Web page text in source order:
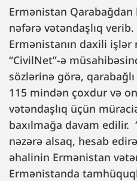
Ermənistan
nəfərə vətəndaşlıq
Ermənistanın daxili işlər
“CivilNet”-ə
sözlərinə görə, qarabağlı
115 mindən çoxdur və
vətəndaşlıq üçün
baxılmağa davam edilir.
nəzərə alsaq, hesab
əhalinin Ermənistan
Ermənistanda